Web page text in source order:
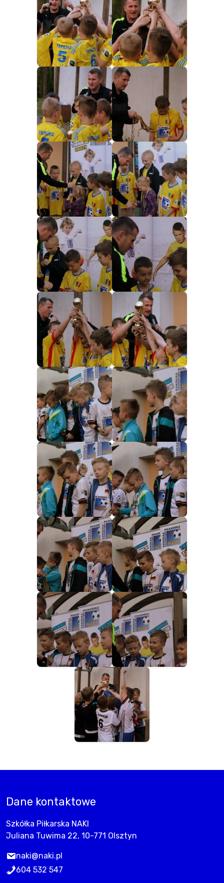
Dane kontaktowe
Szkółka Piłkarska NAKI
Juliana Tuwima 22, 10-771 Olsztyn
naki@naki.pl
604 532 547